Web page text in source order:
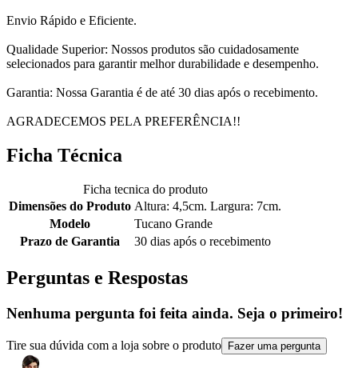
Envio Rápido e Eficiente.
Qualidade Superior: Nossos produtos são cuidadosamente
selecionados para garantir melhor durabilidade e desempenho.
Garantia: Nossa Garantia é de até 30 dias após o recebimento.
AGRADECEMOS PELA PREFERÊNCIA!!
Ficha Técnica
Ficha tecnica do produto
Dimensões do Produto Altura: 4,5cm. Largura: 7cm.
Modelo
Tucano Grande
Prazo de Garantia
30 dias após o recebimento
Perguntas e Respostas
Nenhuma pergunta foi feita ainda. Seja o primeiro!
Tire sua dúvida com a loja sobre o produto Fazer uma pergunta